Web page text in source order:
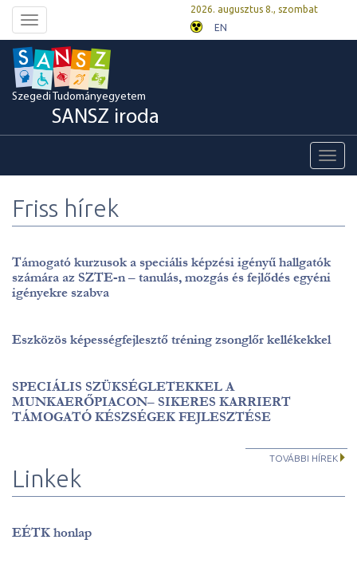
Toggle
navigation
2026. augusztus 8., szombat
EN
Szegedi Tudományegyetem
SANSZ iroda
Friss hírek
Támogató kurzusok a speciális képzési igényű hallgatók
számára az SZTE-n – tanulás, mozgás és fejlődés egyéni
igényekre szabva
Eszközös képességfejlesztő tréning zsonglőr kellékekkel
SPECIÁLIS SZÜKSÉGLETEKKEL A
MUNKAERŐPIACON– SIKERES KARRIERT
TÁMOGATÓ KÉSZSÉGEK FEJLESZTÉSE
TOVÁBBI HÍREK
Linkek
EÉTK honlap